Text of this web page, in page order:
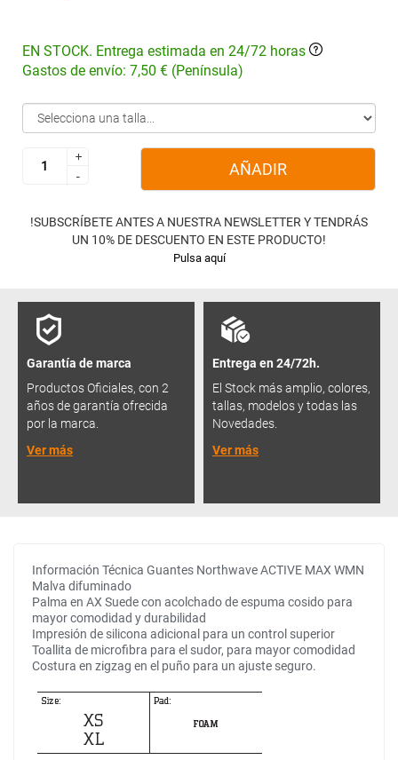
EN STOCK. Entrega estimada en 24/72 horas
Gastos de envío: 7,50 € (Península)
+
-
+
-
AÑADIR
!SUBSCRÍBETE ANTES A NUESTRA NEWSLETTER Y TENDRÁS
UN 10% DE DESCUENTO EN ESTE PRODUCTO!
Pulsa aquí
Garantía de marca
Productos Oficiales, con 2
años de garantía ofrecida
por la marca.
Ver más
Entrega en 24/72h.
El Stock más amplio, colores,
tallas, modelos y todas las
Novedades.
Ver más
Información Técnica Guantes Northwave ACTIVE MAX WMN
Malva difuminado
Palma en AX Suede con acolchado de espuma cosido para
mayor comodidad y durabilidad
Impresión de silicona adicional para un control superior
Toallita de microfibra para el sudor, para mayor comodidad
Costura en zigzag en el puño para un ajuste seguro.